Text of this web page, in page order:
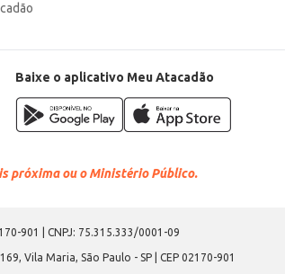
Baixe o aplicativo Meu Atacadão
próxima ou o Ministério Público.
901 | CNPJ: 75.315.333/0001-09
Vila Maria, São Paulo - SP | CEP 02170-901